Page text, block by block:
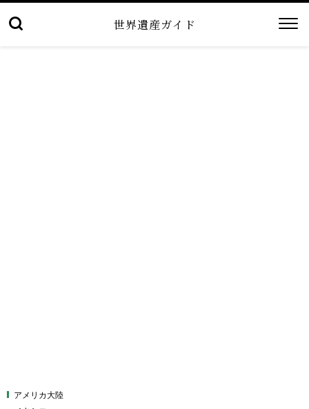
世界遺産ガイド
アメリカ大陸